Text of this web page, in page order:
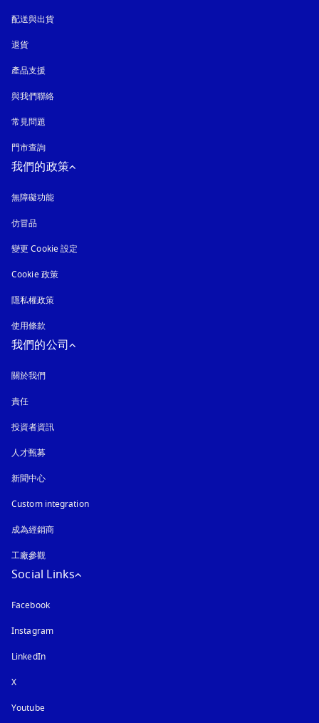
配送與出貨
退貨
產品支援
與我們聯絡
常見問題
門市查詢
我們的政策
無障礙功能
仿冒品
變更 Cookie 設定
Cookie 政策以新標籤頁開啟
隱私權政策
使用條款
我們的公司
關於我們
責任
投資者資訊
人才甄募
新聞中心
Custom integration
成為經銷商
工廠參觀
Social Links
Facebook
Instagram以新標籤頁開啟
LinkedIn
X
Youtube以新標籤頁開啟